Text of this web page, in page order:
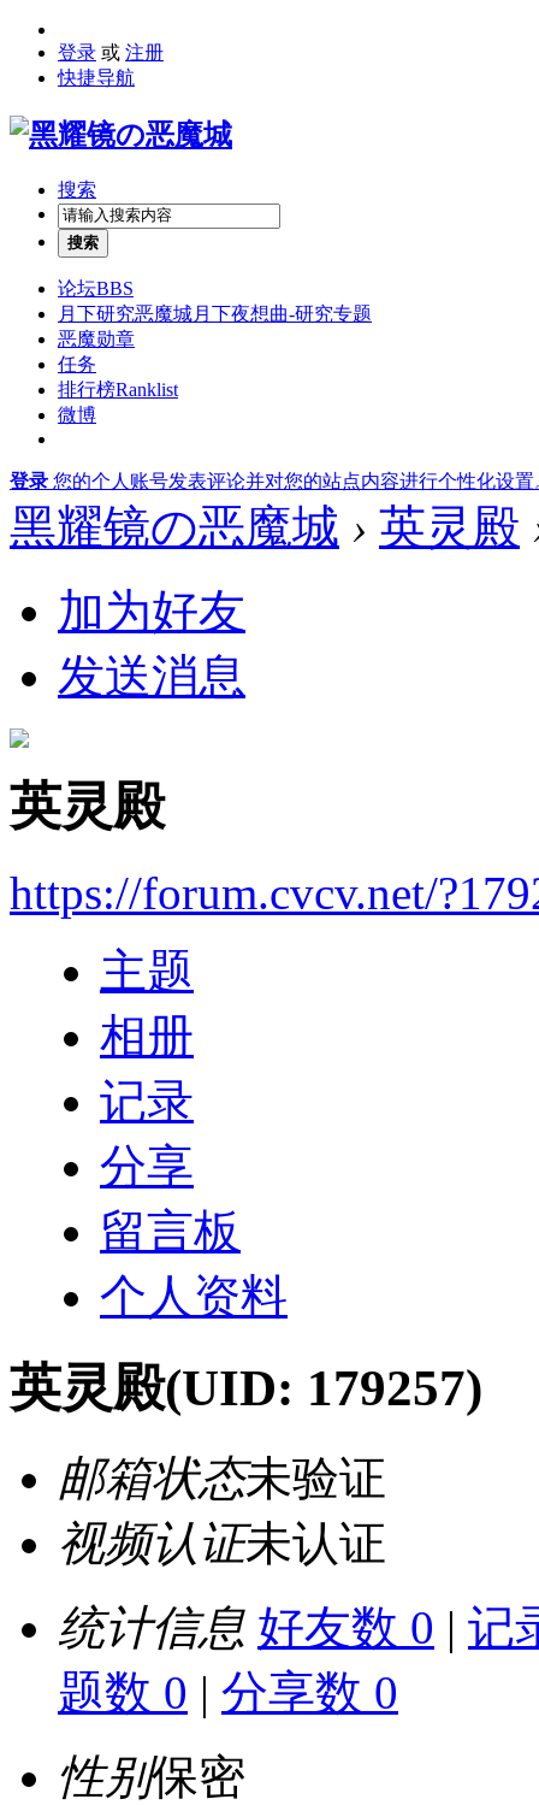
登录 或 注册
快捷导航
搜索
搜索
论坛BBS
月下研究恶魔城月下夜想曲-研究专题
恶魔勋章
任务
排行榜Ranklist
微博
登录 您的个人账号发表评论并对您的站点内容进行个性化设置
黑耀镜の恶魔城 › 英灵殿
加为好友
发送消息
英灵殿
https://forum.cvcv.net/
主题
相册
记录
分享
留言板
个人资料
英灵殿(UID: 179257)
邮箱状态未验证
视频认证未认证
统计信息 好友数 0 | 记
题数 0 | 分享数 0
性别保密